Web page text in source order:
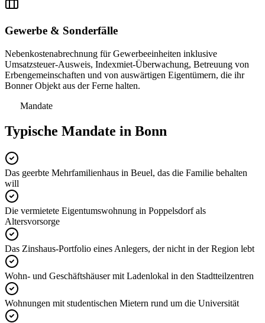
Gewerbe & Sonderfälle
Nebenkostenabrechnung für Gewerbeeinheiten inklusive
Umsatzsteuer-Ausweis, Indexmiet-Überwachung, Betreuung von
Erbengemeinschaften und von auswärtigen Eigentümern, die ihr
Bonner Objekt aus der Ferne halten.
Mandate
Typische Mandate in Bonn
Das geerbte Mehrfamilienhaus in Beuel, das die Familie behalten
will
Die vermietete Eigentumswohnung in Poppelsdorf als
Altersvorsorge
Das Zinshaus-Portfolio eines Anlegers, der nicht in der Region lebt
Wohn- und Geschäftshäuser mit Ladenlokal in den Stadtteilzentren
Wohnungen mit studentischen Mietern rund um die Universität